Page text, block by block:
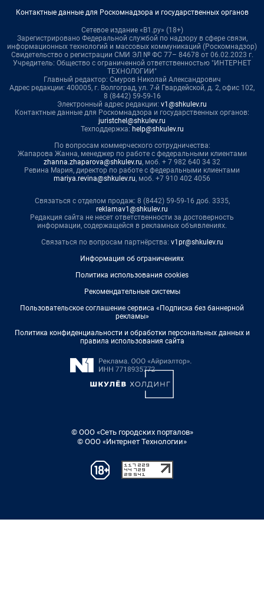
Контактные данные для Роскомнадзора и государственных органов
Сетевое издание «В1.ру» (18+)
Зарегистрировано Федеральной службой по надзору в сфере связи,
информационных технологий и массовых коммуникаций (Роскомнадзор)
Свидетельство о регистрации СМИ ЭЛ № ФС 77– 84678 от 06.02.2023 г.
Учредитель: Общество с ограниченной ответственностью "ИНТЕРНЕТ
ТЕХНОЛОГИИ"
Главный редактор: Смуров Николай Александрович
Адрес редакции: 400005, г. Волгоград, ул. 7-й Гвардейской, д. 2, офис 102,
8 (8442) 59-59-16
Электронный адрес редакции: v1@shkulev.ru
Контактные данные для Роскомнадзора и государственных органов:
juristchel@shkulev.ru
Техподдержка: help@shkulev.ru
По вопросам коммерческого сотрудничества:
Жапарова Жанна, менеджер по работе с федеральными клиентами
zhanna.zhaparova@shkulev.ru, моб. + 7 982 640 34 32
Ревина Мария, директор по работе с федеральными клиентами
mariya.revina@shkulev.ru, моб. +7 910 402 4056
Связаться с отделом продаж: 8 (8442) 59-59-16 доб. 3335,
reklamav1@shkulev.ru
Редакция сайта не несет ответственности за достоверность
информации, содержащейся в рекламных объявлениях.
Связаться по вопросам партнёрства: v1pr@shkulev.ru
Информация об ограничениях
Политика использования cookies
Рекомендательные системы
Пользовательское соглашение сервиса «Подписка без баннерной
рекламы»
Политика конфиденциальности и обработки персональных данных и
правила использования сайта
© ООО «Сеть городских порталов»
© ООО «Интернет Технологии»